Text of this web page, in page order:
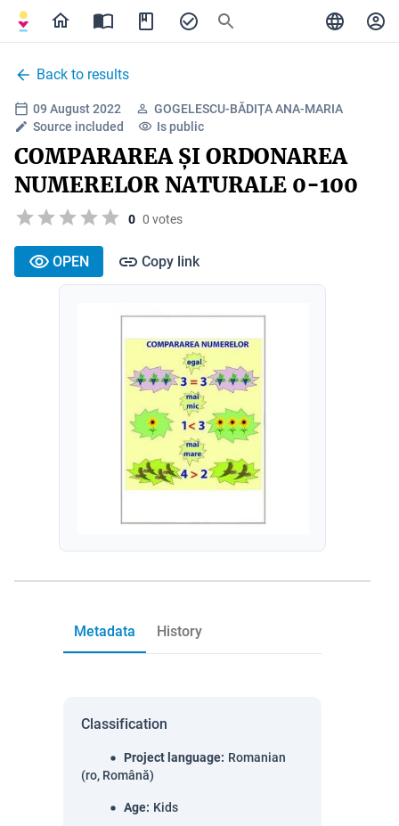
Back to results
09 August 2022
GOGELESCU-BĂDIȚA ANA-MARIA
Source included
Is public
COMPARAREA ȘI ORDONAREA
NUMERELOR NATURALE 0-100
0 0 votes
OPEN Copy link
Metadata History
Classification
Project language: Romanian
(ro, Română)
Age: Kids